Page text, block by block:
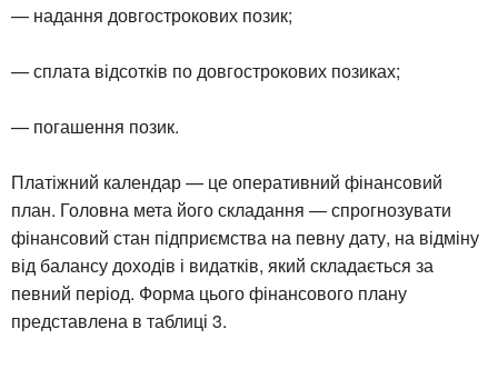
— надання довгострокових позик;
— сплата відсотків по довгострокових позиках;
— погашення позик.
Платіжний календар — це оперативний фінансовий
план. Головна мета його складання — спрогнозувати
фінансовий стан підприємства на певну дату, на відміну
від балансу доходів і видатків, який складається за
певний період. Форма цього фінансового плану
представлена в таблиці 3.